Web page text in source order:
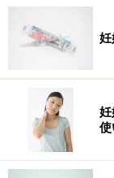
市販薬ネ
バイス
市販薬「アレグ
量は医療用と同
妊
妊
使